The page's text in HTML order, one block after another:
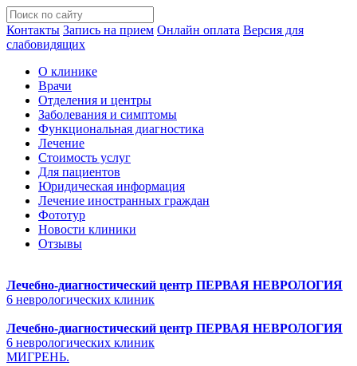
Контакты Запись на прием Онлайн оплата Версия для
слабовидящих
О клинике
Врачи
Отделения и центры
Заболевания и симптомы
Функциональная диагностика
Лечение
Стоимость услуг
Для пациентов
Юридическая информация
Лечение иностранных граждан
Фототур
Новости клиники
Отзывы
Лечебно-диагностический центр ПЕРВАЯ НЕВРОЛОГИЯ
6 неврологических клиник
Лечебно-диагностический центр ПЕРВАЯ НЕВРОЛОГИЯ
6 неврологических клиник
МИГРЕНЬ.